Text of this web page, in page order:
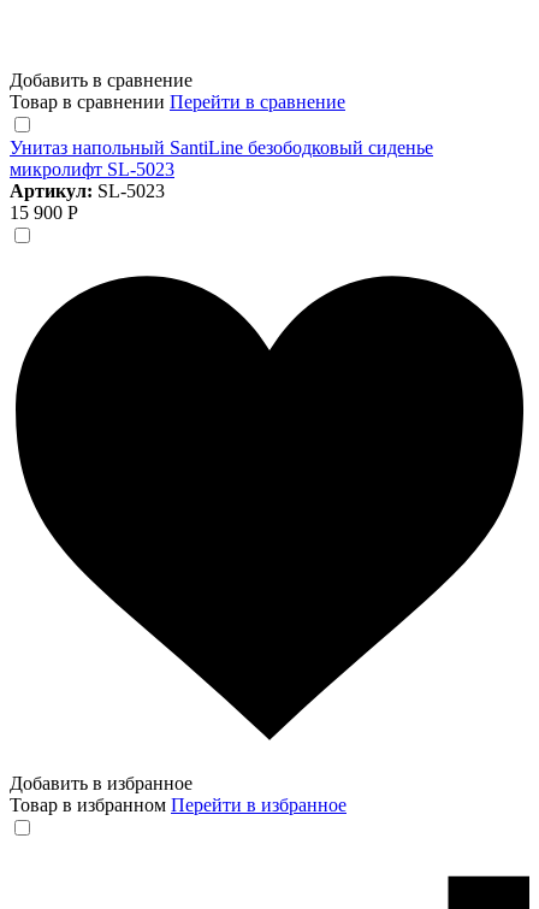
Добавить в сравнение
Товар в сравнении Перейти в сравнение
Унитаз напольный SantiLine безободковый сиденье
микролифт SL-5023
Артикул: SL-5023
15 900 Р
Добавить в избранное
Товар в избранном Перейти в избранное